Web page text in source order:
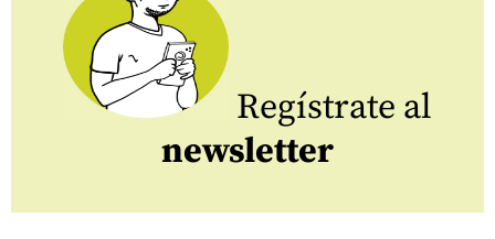
Regístrate al
newsletter